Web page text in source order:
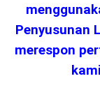
Penyusunan
merespon